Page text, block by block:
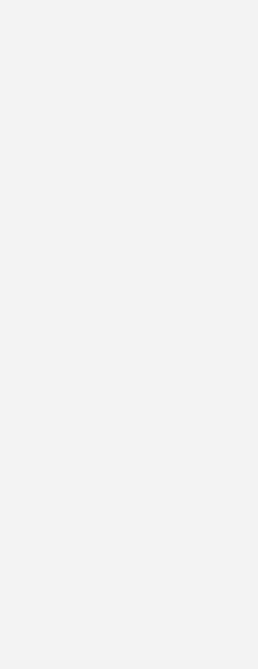
in den letzten Jahren von
sodass relativ kurze
zeichnen können. Nimmt man
2021 an, ist diese
Absatz von
20 Jahren und einer
Vorjahr von 10 % (es folgten
%).
gleichmäßig auf alle
Zeitraum Januar bis Mai
Vergleichsperiode „5/12
folgende Entwicklung:
auch bei
es in den ersten 5 Monaten 2024